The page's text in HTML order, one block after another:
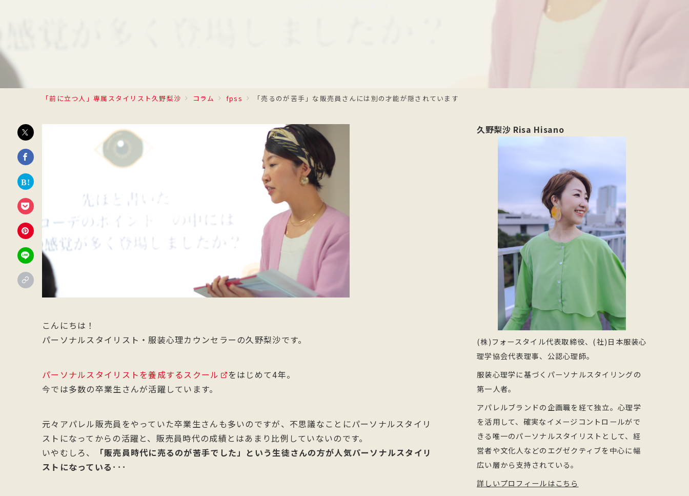
「前に立つ人」専属スタイリスト久野梨沙 コラム fpss 「売るのが苦手」な販売員さんには別の才能が隠されています
こんにちは！
パーソナルスタイリスト・服装心理カウンセラーの久野梨沙です。
パーソナルスタイリストを養成するスクール
をはじめて4年。
今では多数の卒業生さんが活躍しています。
元々アパレル販売員をやっていた卒業生さんも多いのですが、不思議なことにパーソナルスタイリ
ストになってからの活躍と、販売員時代の成績とはあまり比例していないのです。
いやむしろ、
「販売員時代に売るのが苦手でした」という生徒さんの方が人気パーソナルスタイリ
ストになっている ･･･
久野梨沙 Risa Hisano
(株)フォースタイル代表取締役、(社)日本服装心
理学協会代表理事、公認心理師。
服装心理学に基づくパーソナルスタイリングの
第一人者。
アパレルブランドの企画職を経て独立。心理学
を活用して、確実なイメージコントロールがで
きる唯一のパーソナルスタイリストとして、経
営者や文化人などのエグゼクティブを中心に幅
広い層から支持されている。
詳しいプロフィールはこちら